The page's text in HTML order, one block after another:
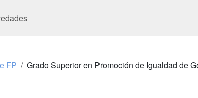
FP Grado Superior en Promoción de Igualdad de